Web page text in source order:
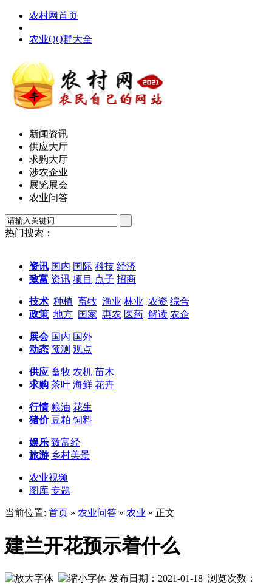
农村网首页
农业QQ群大全
新闻资讯
供应大厅
求购大厅
涉农企业
展览展会
农业问答
热门搜索：
资讯 国内 国际 科技 经济
致富 资讯 项目 点子 招商
技术 种植 畜牧 渔业 林业 农资 综合
政策 地方 国家 惠农 医药 解读 农企
展会 国内 国外
动态 预测 观点
供应 畜牧 农机 苗木
求购 茶叶 海鲜 花卉
行情 粮油 花生
猪价 豆粕 饲料
娱乐 致富经
旅游 乡村美景
农业视频
图库 专题
当前位置: 首页 » 农业问答 » 农业 » 正文
建兰开花预示着什么
发布日期：2021-01-18 浏览次数：